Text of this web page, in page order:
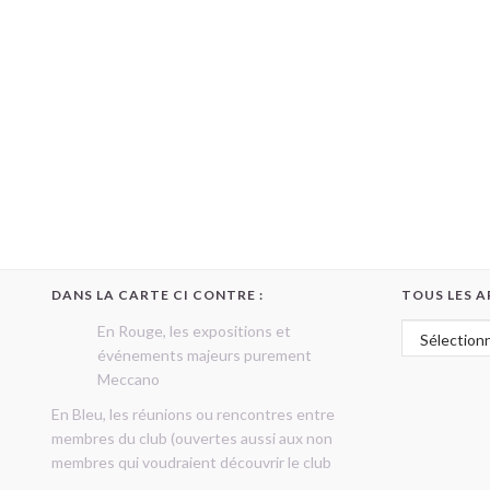
DANS LA CARTE CI CONTRE :
En Rouge, les expositions et
événements majeurs purement
Meccano
En Bleu, les réunions ou rencontres entre
membres du club (ouvertes aussi aux non
membres qui voudraient découvrir le club
TOUS LES
Tous les